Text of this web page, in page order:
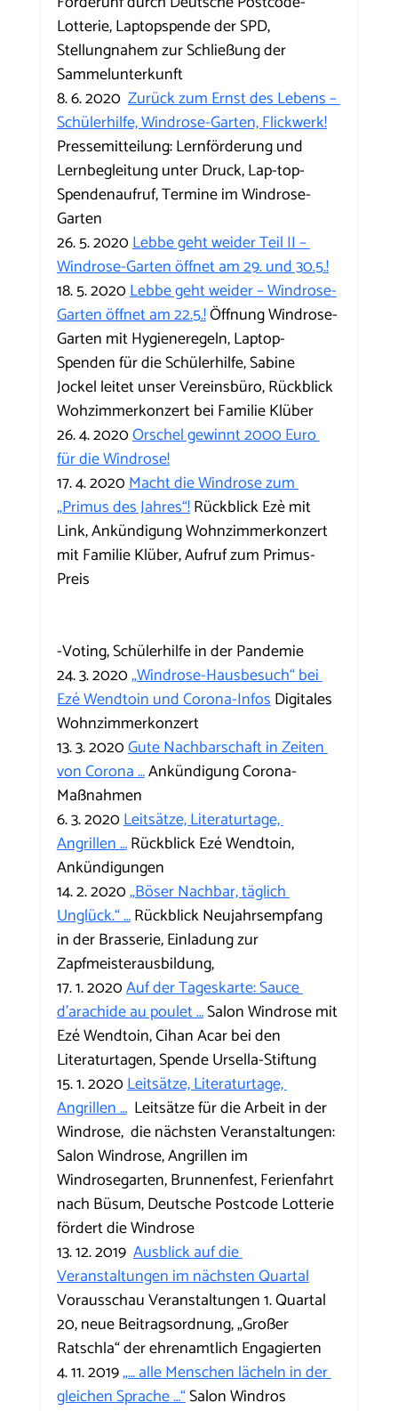
Lotterie, Laptopspende der SPD,
Stellungnahem zur Schließung der
Sammelunterkunft
8. 6. 2020 Zurück zum Ernst des Lebens –
Schülerhilfe, Windrose-Garten, Flickwerk!
Pressemitteilung: Lernförderung und
Lernbegleitung unter Druck, Lap-top-
Spendenaufruf, Termine im Windrose-
Garten
26. 5. 2020 Lebbe geht weider Teil II –
Windrose-Garten öffnet am 29. und 30.5.!
18. 5. 2020 Lebbe geht weider – Windrose-
Garten öffnet am 22.5.! Öffnung Windrose-
Garten mit Hygieneregeln, Laptop-
Spenden für die Schülerhilfe, Sabine
Jockel leitet unser Vereinsbüro, Rückblick
Wohzimmerkonzert bei Familie Klüber
26. 4. 2020 Orschel gewinnt 2000 Euro
für die Windrose!
17. 4. 2020 Macht die Windrose zum
„Primus des Jahres“! Rückblick Ezè mit
Link, Ankündigung Wohnzimmerkonzert
mit Familie Klüber, Aufruf zum Primus-
Preis
-Voting, Schülerhilfe in der Pandemie
24. 3. 2020 „Windrose-Hausbesuch“ bei
Ezé Wendtoin und Corona-Infos Digitales
Wohnzimmerkonzert
13. 3. 2020 Gute Nachbarschaft in Zeiten
von Corona … Ankündigung Corona-
Maßnahmen
6. 3. 2020 Leitsätze, Literaturtage,
Angrillen … Rückblick Ezé Wendtoin,
Ankündigungen
14. 2. 2020 „Böser Nachbar, täglich
Unglück.“ … Rückblick Neujahrsempfang
in der Brasserie, Einladung zur
Zapfmeisterausbildung,
17. 1. 2020 Auf der Tageskarte: Sauce
d’arachide au poulet … Salon Windrose mit
Ezé Wendtoin, Cihan Acar bei den
Literaturtagen, Spende Ursella-Stiftung
15. 1. 2020 Leitsätze, Literaturtage,
Angrillen … Leitsätze für die Arbeit in der
Windrose,  die nächsten Veranstaltungen:
Salon Windrose, Angrillen im
Windrosegarten, Brunnenfest, Ferienfahrt
nach Büsum, Deutsche Postcode Lotterie
fördert die Windrose
13. 12. 2019 Ausblick auf die
Veranstaltungen im nächsten Quartal
Vorausschau Veranstaltungen 1. Quartal
20, neue Beitragsordnung, „Großer
Ratschla“ der ehrenamtlich Engagierten
4. 11. 2019 „… alle Menschen lächeln in der
gleichen Sprache …“ Salon Windros